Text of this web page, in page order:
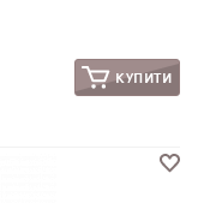
КУПИТИ